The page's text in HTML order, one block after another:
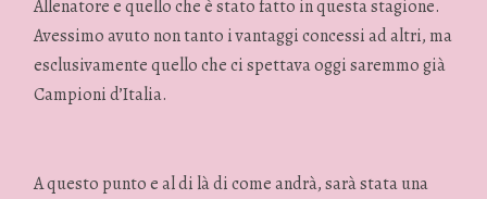
Allenatore e quello che è stato fatto in questa stagione.
Avessimo avuto non tanto i vantaggi concessi ad altri, ma
esclusivamente quello che ci spettava oggi saremmo già
Campioni d’Italia.
A questo punto e al di là di come andrà, sarà stata una